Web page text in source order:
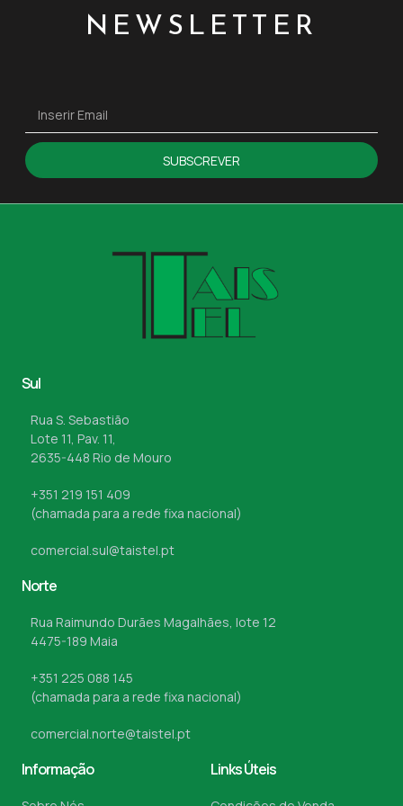
NEWSLETTER
SUBSCREVER
Sul
Rua S. Sebastião
Lote 11, Pav. 11,
2635-448 Rio de Mouro
+351 219 151 409
(chamada para a rede fixa nacional)
comercial.sul@taistel.pt
Norte
Rua Raimundo Durães Magalhães, lote 12
4475-189 Maia
+351 225 088 145
(chamada para a rede fixa nacional)
comercial.norte@taistel.pt
Informação Links Úteis